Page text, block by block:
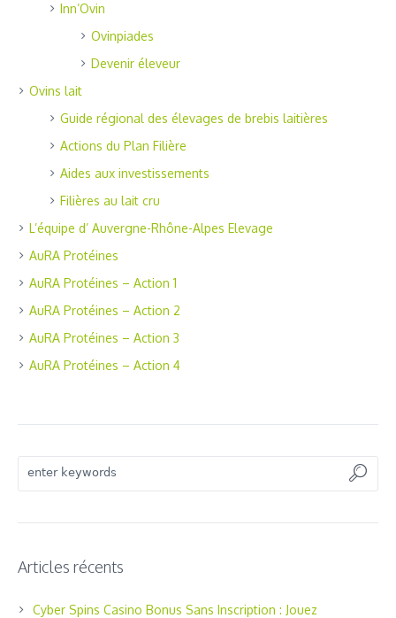
Inn’Ovin
Ovinpiades
Devenir éleveur
Ovins lait
Guide régional des élevages de brebis laitières
Actions du Plan Filière
Aides aux investissements
Filières au lait cru
L’équipe d’ Auvergne-Rhône-Alpes Elevage
AuRA Protéines
AuRA Protéines – Action 1
AuRA Protéines – Action 2
AuRA Protéines – Action 3
AuRA Protéines – Action 4
Articles récents
Cyber Spins Casino Bonus Sans Inscription : Jouez